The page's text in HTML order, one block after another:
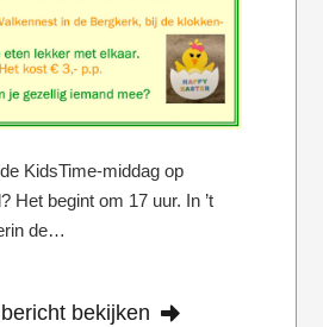
KidsTime-middag op
Het begint om 17 uur. In ’t
de…
bekijken